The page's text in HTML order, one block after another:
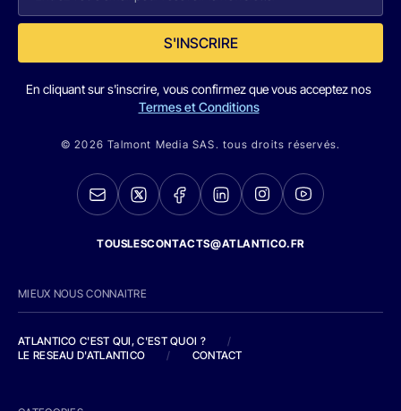
S'INSCRIRE
En cliquant sur s'inscrire, vous confirmez que vous acceptez nos
Termes et Conditions
© 2026 Talmont Media SAS. tous droits réservés.
TOUSLESCONTACTS@ATLANTICO.FR
MIEUX NOUS CONNAITRE
ATLANTICO C'EST QUI, C'EST QUOI ?
/
LE RESEAU D'ATLANTICO
/ CONTACT